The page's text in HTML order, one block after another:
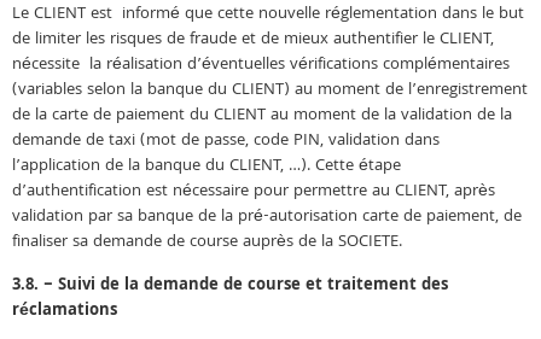
Le CLIENT est informé que cette nouvelle réglementation dans le but
de limiter les risques de fraude et de mieux authentifier le CLIENT,
nécessite la réalisation d’éventuelles vérifications complémentaires
(variables selon la banque du CLIENT) au moment de l’enregistrement
de la carte de paiement du CLIENT au moment de la validation de la
demande de taxi (mot de passe, code PIN, validation dans
l’application de la banque du CLIENT, …). Cette étape
d’authentification est nécessaire pour permettre au CLIENT, après
validation par sa banque de la pré-autorisation carte de paiement, de
finaliser sa demande de course auprès de la SOCIETE.
3.8. – Suivi de la demande de course et traitement des
réclamations